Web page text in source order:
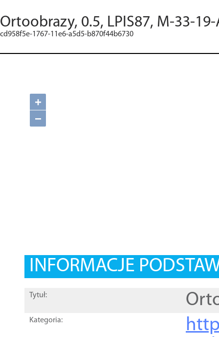
Ortoobrazy, 0.5, LPIS87, M-33-
cd958f5e-1767-11e6-a5d5-b870f44b6730
+
−
INFORMACJE
Tytuł:
Kategoria: